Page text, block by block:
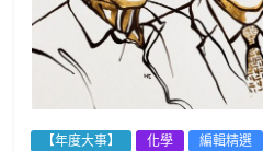
【年度大事】 化學 編輯精選